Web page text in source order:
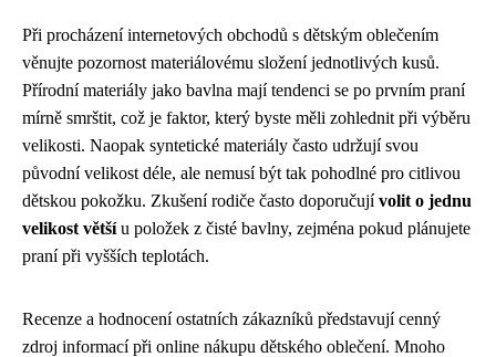
Při procházení internetových obchodů s dětským oblečením
věnujte pozornost materiálovému složení jednotlivých kusů.
Přírodní materiály jako bavlna mají tendenci se po prvním praní
mírně smrštit, což je faktor, který byste měli zohlednit při výběru
velikosti. Naopak syntetické materiály často udržují svou
původní velikost déle, ale nemusí být tak pohodlné pro citlivou
dětskou pokožku. Zkušení rodiče často doporučujívolit o jednu
velikost většíu položek z čisté bavlny, zejména pokud plánujete
praní při vyšších teplotách.
Recenze a hodnocení ostatních zákazníků představují cenný
zdroj informací při online nákupu dětského oblečení. Mnoho